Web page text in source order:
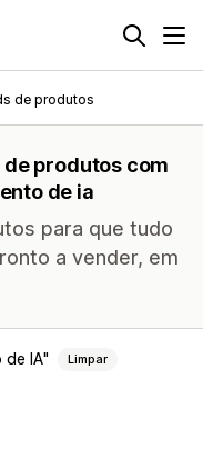
de produtos
produtos com
de ia
para que tudo
a vender, em
de IA Limpar